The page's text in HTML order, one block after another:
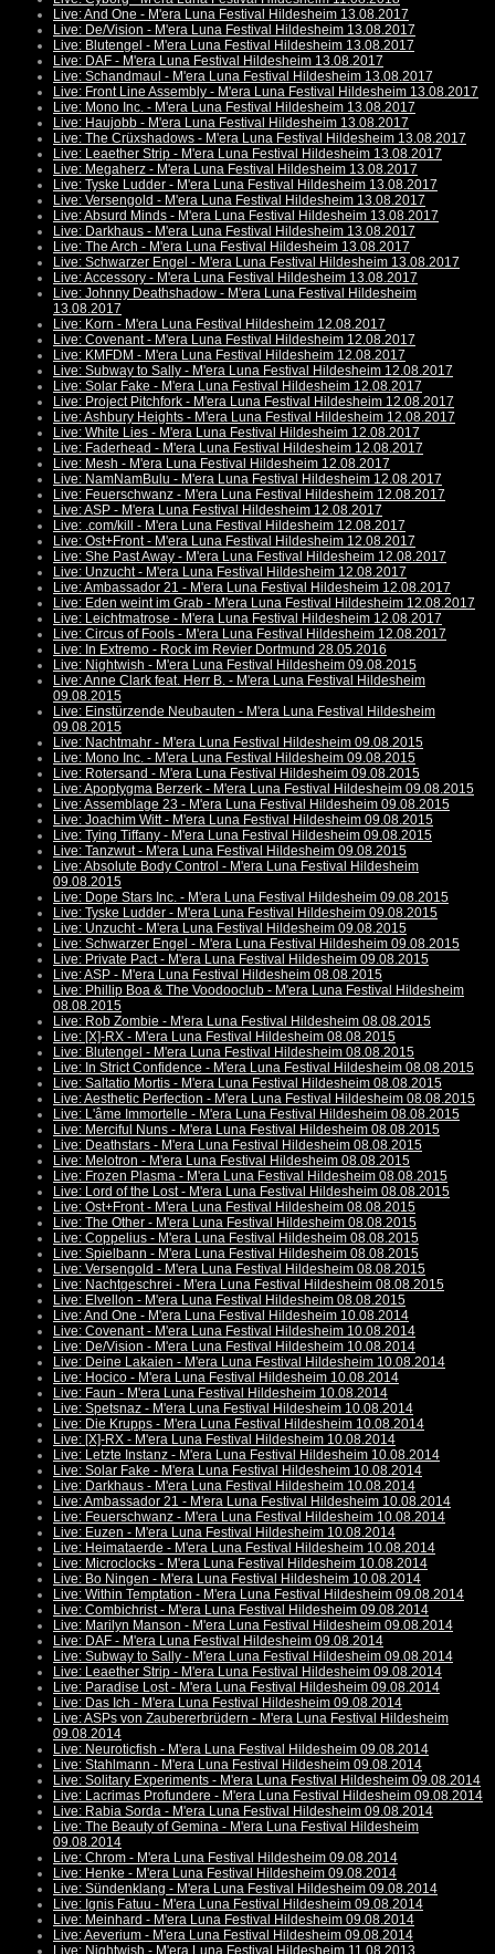
Live: And One - M'era Luna Festival Hildesheim 13.08.2017
Live: De/Vision - M'era Luna Festival Hildesheim 13.08.2017
Live: Blutengel - M'era Luna Festival Hildesheim 13.08.2017
Live: DAF - M'era Luna Festival Hildesheim 13.08.2017
Live: Schandmaul - M'era Luna Festival Hildesheim 13.08.2017
Live: Front Line Assembly - M'era Luna Festival Hildesheim 13.08.2017
Live: Mono Inc. - M'era Luna Festival Hildesheim 13.08.2017
Live: Haujobb - M'era Luna Festival Hildesheim 13.08.2017
Live: The Crüxshadows - M'era Luna Festival Hildesheim 13.08.2017
Live: Leaether Strip - M'era Luna Festival Hildesheim 13.08.2017
Live: Megaherz - M'era Luna Festival Hildesheim 13.08.2017
Live: Tyske Ludder - M'era Luna Festival Hildesheim 13.08.2017
Live: Versengold - M'era Luna Festival Hildesheim 13.08.2017
Live: Absurd Minds - M'era Luna Festival Hildesheim 13.08.2017
Live: Darkhaus - M'era Luna Festival Hildesheim 13.08.2017
Live: The Arch - M'era Luna Festival Hildesheim 13.08.2017
Live: Schwarzer Engel - M'era Luna Festival Hildesheim 13.08.2017
Live: Accessory - M'era Luna Festival Hildesheim 13.08.2017
Live: Johnny Deathshadow - M'era Luna Festival Hildesheim
13.08.2017
Live: Korn - M'era Luna Festival Hildesheim 12.08.2017
Live: Covenant - M'era Luna Festival Hildesheim 12.08.2017
Live: KMFDM - M'era Luna Festival Hildesheim 12.08.2017
Live: Subway to Sally - M'era Luna Festival Hildesheim 12.08.2017
Live: Solar Fake - M'era Luna Festival Hildesheim 12.08.2017
Live: Project Pitchfork - M'era Luna Festival Hildesheim 12.08.2017
Live: Ashbury Heights - M'era Luna Festival Hildesheim 12.08.2017
Live: White Lies - M'era Luna Festival Hildesheim 12.08.2017
Live: Faderhead - M'era Luna Festival Hildesheim 12.08.2017
Live: Mesh - M'era Luna Festival Hildesheim 12.08.2017
Live: NamNamBulu - M'era Luna Festival Hildesheim 12.08.2017
Live: Feuerschwanz - M'era Luna Festival Hildesheim 12.08.2017
Live: ASP - M'era Luna Festival Hildesheim 12.08.2017
Live: .com/kill - M'era Luna Festival Hildesheim 12.08.2017
Live: Ost+Front - M'era Luna Festival Hildesheim 12.08.2017
Live: She Past Away - M'era Luna Festival Hildesheim 12.08.2017
Live: Unzucht - M'era Luna Festival Hildesheim 12.08.2017
Live: Ambassador 21 - M'era Luna Festival Hildesheim 12.08.2017
Live: Eden weint im Grab - M'era Luna Festival Hildesheim 12.08.2017
Live: Leichtmatrose - M'era Luna Festival Hildesheim 12.08.2017
Live: Circus of Fools - M'era Luna Festival Hildesheim 12.08.2017
Live: In Extremo - Rock im Revier Dortmund 28.05.2016
Live: Nightwish - M'era Luna Festival Hildesheim 09.08.2015
Live: Anne Clark feat. Herr B. - M'era Luna Festival Hildesheim
09.08.2015
Live: Einstürzende Neubauten - M'era Luna Festival Hildesheim
09.08.2015
Live: Nachtmahr - M'era Luna Festival Hildesheim 09.08.2015
Live: Mono Inc. - M'era Luna Festival Hildesheim 09.08.2015
Live: Rotersand - M'era Luna Festival Hildesheim 09.08.2015
Live: Apoptygma Berzerk - M'era Luna Festival Hildesheim 09.08.2015
Live: Assemblage 23 - M'era Luna Festival Hildesheim 09.08.2015
Live: Joachim Witt - M'era Luna Festival Hildesheim 09.08.2015
Live: Tying Tiffany - M'era Luna Festival Hildesheim 09.08.2015
Live: Tanzwut - M'era Luna Festival Hildesheim 09.08.2015
Live: Absolute Body Control - M'era Luna Festival Hildesheim
09.08.2015
Live: Dope Stars Inc. - M'era Luna Festival Hildesheim 09.08.2015
Live: Tyske Ludder - M'era Luna Festival Hildesheim 09.08.2015
Live: Unzucht - M'era Luna Festival Hildesheim 09.08.2015
Live: Schwarzer Engel - M'era Luna Festival Hildesheim 09.08.2015
Live: Private Pact - M'era Luna Festival Hildesheim 09.08.2015
Live: ASP - M'era Luna Festival Hildesheim 08.08.2015
Live: Phillip Boa & The Voodooclub - M'era Luna Festival Hildesheim
08.08.2015
Live: Rob Zombie - M'era Luna Festival Hildesheim 08.08.2015
Live: [X]-RX - M'era Luna Festival Hildesheim 08.08.2015
Live: Blutengel - M'era Luna Festival Hildesheim 08.08.2015
Live: In Strict Confidence - M'era Luna Festival Hildesheim 08.08.2015
Live: Saltatio Mortis - M'era Luna Festival Hildesheim 08.08.2015
Live: Aesthetic Perfection - M'era Luna Festival Hildesheim 08.08.2015
Live: L'âme Immortelle - M'era Luna Festival Hildesheim 08.08.2015
Live: Merciful Nuns - M'era Luna Festival Hildesheim 08.08.2015
Live: Deathstars - M'era Luna Festival Hildesheim 08.08.2015
Live: Melotron - M'era Luna Festival Hildesheim 08.08.2015
Live: Frozen Plasma - M'era Luna Festival Hildesheim 08.08.2015
Live: Lord of the Lost - M'era Luna Festival Hildesheim 08.08.2015
Live: Ost+Front - M'era Luna Festival Hildesheim 08.08.2015
Live: The Other - M'era Luna Festival Hildesheim 08.08.2015
Live: Coppelius - M'era Luna Festival Hildesheim 08.08.2015
Live: Spielbann - M'era Luna Festival Hildesheim 08.08.2015
Live: Versengold - M'era Luna Festival Hildesheim 08.08.2015
Live: Nachtgeschrei - M'era Luna Festival Hildesheim 08.08.2015
Live: Elvellon - M'era Luna Festival Hildesheim 08.08.2015
Live: And One - M'era Luna Festival Hildesheim 10.08.2014
Live: Covenant - M'era Luna Festival Hildesheim 10.08.2014
Live: De/Vision - M'era Luna Festival Hildesheim 10.08.2014
Live: Deine Lakaien - M'era Luna Festival Hildesheim 10.08.2014
Live: Hocico - M'era Luna Festival Hildesheim 10.08.2014
Live: Faun - M'era Luna Festival Hildesheim 10.08.2014
Live: Spetsnaz - M'era Luna Festival Hildesheim 10.08.2014
Live: Die Krupps - M'era Luna Festival Hildesheim 10.08.2014
Live: [X]-RX - M'era Luna Festival Hildesheim 10.08.2014
Live: Letzte Instanz - M'era Luna Festival Hildesheim 10.08.2014
Live: Solar Fake - M'era Luna Festival Hildesheim 10.08.2014
Live: Darkhaus - M'era Luna Festival Hildesheim 10.08.2014
Live: Ambassador 21 - M'era Luna Festival Hildesheim 10.08.2014
Live: Feuerschwanz - M'era Luna Festival Hildesheim 10.08.2014
Live: Euzen - M'era Luna Festival Hildesheim 10.08.2014
Live: Heimataerde - M'era Luna Festival Hildesheim 10.08.2014
Live: Microclocks - M'era Luna Festival Hildesheim 10.08.2014
Live: Bo Ningen - M'era Luna Festival Hildesheim 10.08.2014
Live: Within Temptation - M'era Luna Festival Hildesheim 09.08.2014
Live: Combichrist - M'era Luna Festival Hildesheim 09.08.2014
Live: Marilyn Manson - M'era Luna Festival Hildesheim 09.08.2014
Live: DAF - M'era Luna Festival Hildesheim 09.08.2014
Live: Subway to Sally - M'era Luna Festival Hildesheim 09.08.2014
Live: Leaether Strip - M'era Luna Festival Hildesheim 09.08.2014
Live: Paradise Lost - M'era Luna Festival Hildesheim 09.08.2014
Live: Das Ich - M'era Luna Festival Hildesheim 09.08.2014
Live: ASPs von Zaubererbrüdern - M'era Luna Festival Hildesheim
09.08.2014
Live: Neuroticfish - M'era Luna Festival Hildesheim 09.08.2014
Live: Stahlmann - M'era Luna Festival Hildesheim 09.08.2014
Live: Solitary Experiments - M'era Luna Festival Hildesheim 09.08.2014
Live: Lacrimas Profundere - M'era Luna Festival Hildesheim 09.08.2014
Live: Rabia Sorda - M'era Luna Festival Hildesheim 09.08.2014
Live: The Beauty of Gemina - M'era Luna Festival Hildesheim
09.08.2014
Live: Chrom - M'era Luna Festival Hildesheim 09.08.2014
Live: Henke - M'era Luna Festival Hildesheim 09.08.2014
Live: Sündenklang - M'era Luna Festival Hildesheim 09.08.2014
Live: Ignis Fatuu - M'era Luna Festival Hildesheim 09.08.2014
Live: Meinhard - M'era Luna Festival Hildesheim 09.08.2014
Live: Aeverium - M'era Luna Festival Hildesheim 09.08.2014